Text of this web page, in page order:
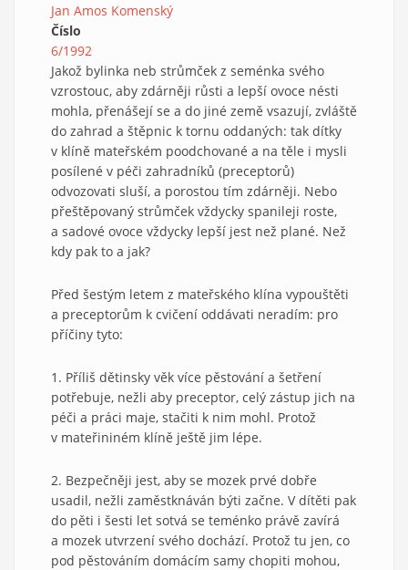
Jan Amos Komenský
Číslo
6/1992
Jakož bylinka neb strůmček z seménka svého
vzrostouc, aby zdárněji růsti a lepší ovoce nésti
mohla, přenášejí se a do jiné země vsazují, zvláště
do zahrad a štěpnic k tornu oddaných: tak dítky
v klíně mateřském poodchované a na těle i mysli
posílené v péči zahradníků (preceptorů)
odvozovati sluší, a porostou tím zdárněji. Nebo
přeštěpovaný strůmček vždycky spanileji roste,
a sadové ovoce vždycky lepší jest než plané. Než
kdy pak to a jak?
Před šestým letem z mateřského klína vypouštěti
a preceptorům k cvičení oddávati neradím: pro
příčiny tyto:
1. Příliš dětinsky věk více pěstování a šetření
potřebuje, nežli aby preceptor, celý zástup jich na
péči a práci maje, stačiti k nim mohl. Protož
v mateřininém klíně ještě jim lépe.
2. Bezpečněji jest, aby se mozek prvé dobře
usadil, nežli zaměstknáván býti začne. V dítěti pak
do pěti i šesti let sotvá se teménko právě zavírá
a mozek utvrzení svého dochází. Protož tu jen, co
pod pěstováním domácím samy chopiti mohou,